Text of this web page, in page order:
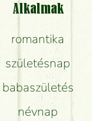
azt kapom,
tudni a
a lehető
koszorút
Alkalmak
romantika
születésnap
babaszületés
névnap